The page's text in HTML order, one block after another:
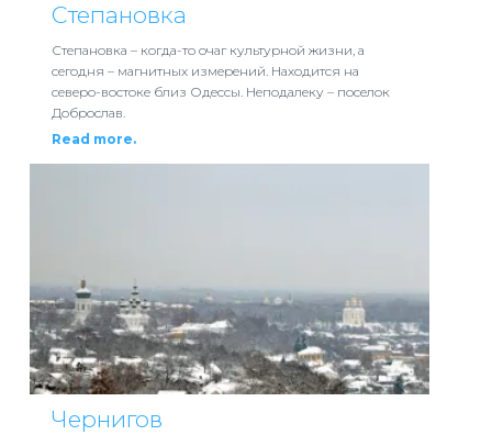
Степановка
Степановка – когда-то очаг культурной жизни, а
сегодня – магнитных измерений. Находится на
северо-востоке близ Одессы. Неподалеку – поселок
Доброслав.
Read more.
Чернигов